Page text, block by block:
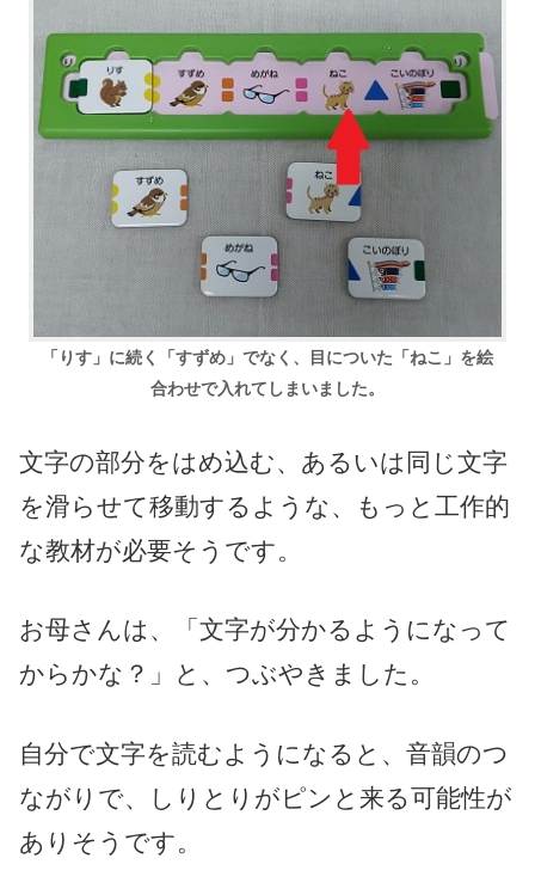
「りす」に続く「すずめ」でなく、目についた「ねこ」を絵
合わせで入れてしまいました。
文字の部分をはめ込む、あるいは同じ文字
を滑らせて移動するような、もっと工作的
な教材が必要そうです。
お母さんは、「文字が分かるようになって
からかな？」と、つぶやきました。
自分で文字を読むようになると、音韻のつ
ながりで、しりとりがピンと来る可能性が
ありそうです。